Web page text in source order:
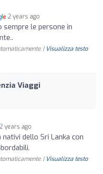
2 years ago
sempre le persone in
| Visualizza testo
Viaggi
2 years ago
dello Sri Lanka con
| Visualizza testo